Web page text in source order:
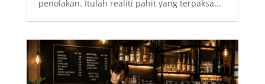
penolakan. Itulah realiti pahit yang terpaksa...